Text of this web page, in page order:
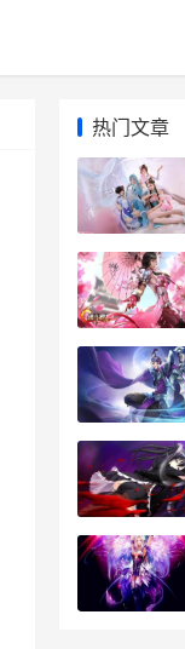
热门文章